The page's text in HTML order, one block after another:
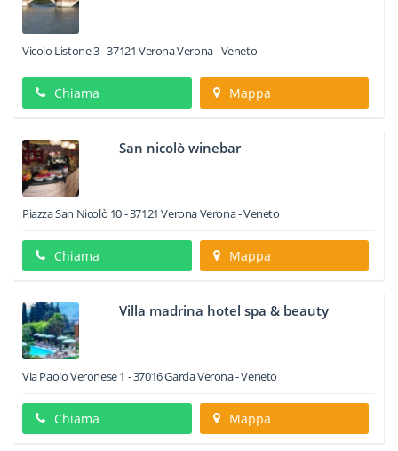
Vicolo Listone 3-37121 VeronaVerona -Veneto
Chiama Mappa
San nicolò winebar
Piazza San Nicolò 10-37121 VeronaVerona -Veneto
Chiama Mappa
Villa madrina hotel spa & beauty
Via Paolo Veronese 1 -37016GardaVerona -Veneto
Chiama Mappa